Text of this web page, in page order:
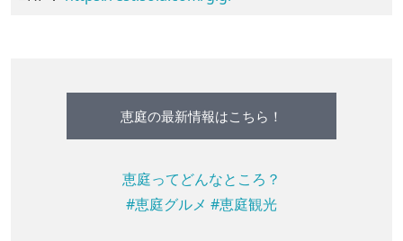
恵庭の最新情報はこちら！
恵庭ってどんなところ？
#恵庭グルメ #恵庭観光